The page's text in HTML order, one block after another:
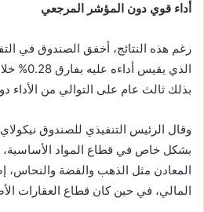
أداء قوي دون المؤشر المرجعي
رغم هذه النتائج، أخفق الصندوق في
الذي يقيس
بذلك ثالث عام على التوالي من الأداء
وقال الرئيس التنفيذي للصندوق نيكولاي
بشكل خاص في قطاع المواد الأساسية،
المعادن مثل الذهب والفضة والنحاس،
المالي، في حين كان قطاع العقارات